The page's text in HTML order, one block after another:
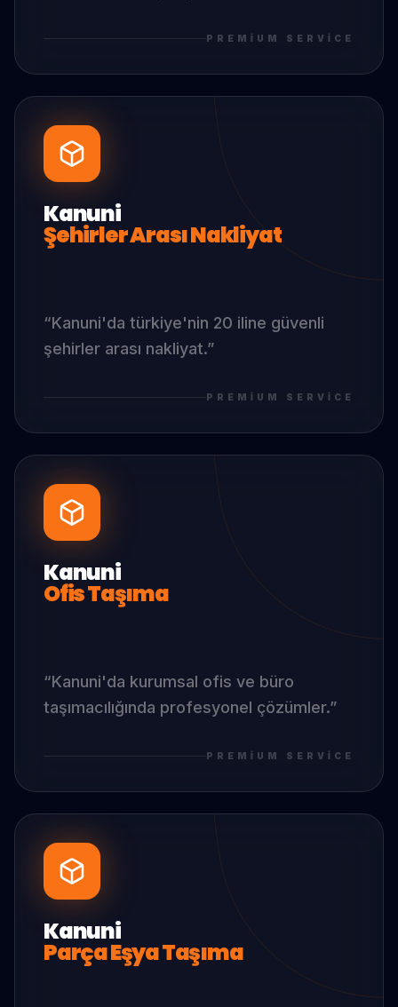
PREMIUM SERVICE
Kanuni
Şehirler Arası Nakliyat
“Kanuni'da türkiye'nin 20 iline güvenli
şehirler arası nakliyat.”
PREMIUM SERVICE
Kanuni
Ofis Taşıma
“Kanuni'da kurumsal ofis ve büro
taşımacılığında profesyonel çözümler.”
PREMIUM SERVICE
Kanuni
Parça Eşya Taşıma